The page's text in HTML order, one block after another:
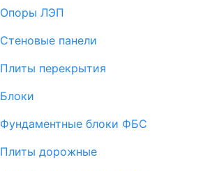
Опоры ЛЭП
Стеновые панели
Плиты перекрытия
Блоки
Фундаментные блоки ФБС
Плиты дорожные